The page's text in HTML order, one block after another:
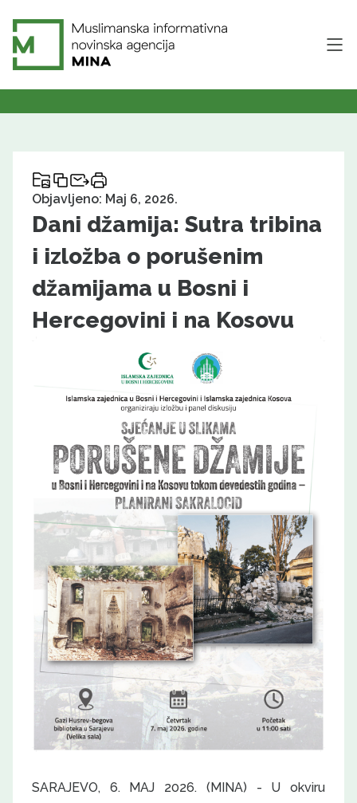
Objavljeno: Maj 6, 2026.
Dani džamija: Sutra tribina
i izložba o porušenim
džamijama u Bosni i
Hercegovini i na Kosovu
SARAJEVO, 6. MAJ 2026. (MINA) - U okviru